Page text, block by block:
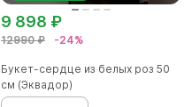
12990 ₽ -24%
9 898 ₽
Букет-сердце из белых роз 50
см (Эквадор)